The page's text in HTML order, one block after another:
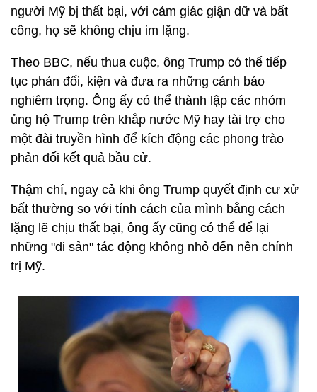
người Mỹ bị thất bại, với cảm giác giận dữ và bất
công, họ sẽ không chịu im lặng.
Theo BBC, nếu thua cuộc, ông Trump có thể tiếp
tục phản đối, kiện và đưa ra những cảnh báo
nghiêm trọng. Ông ấy có thể thành lập các nhóm
ủng hộ Trump trên khắp nước Mỹ hay tài trợ cho
một đài truyền hình để kích động các phong trào
phản đối kết quả bầu cử.
Thậm chí, ngay cả khi ông Trump quyết định cư xử
bất thường so với tính cách của mình bằng cách
lặng lẽ chịu thất bại, ông ấy cũng có thể để lại
những "di sản" tác động không nhỏ đến nền chính
trị Mỹ.